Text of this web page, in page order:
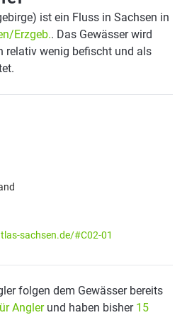
ist ein Fluss in Sachsen in
Erzgeb.. Das Gewässer wird
relativ wenig befischt und als
sachsen.de/#C02-01
folgen dem Gewässer bereits
Anglerund haben bisher 15